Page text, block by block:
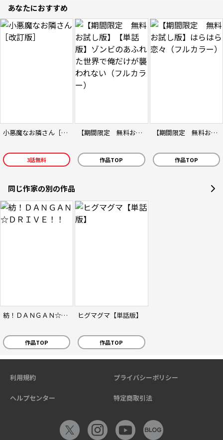
あなたにおすすめ
小悪魔なお隣さん［改訂版］
3話無料
【期間限定 無料お試し版】【単話版】ゾンビのあふれた世界で俺だけが襲われない（フルカラー）
作品TOP
【期間限定 無料お試し版】はらはら恋々（フルカラー）
作品TOP
同じ作家の別の作品
紡！ＤＡＮＧＡＮ☆ＤＲＩＶＥ！！
作品TOP
ヒグマグマ【単話版】
作品TOP
利用規約 プライバシーポリシー
ヘルプセンター 特定商取引法